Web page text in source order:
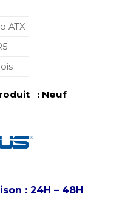
ATX
: Neuf
: 24H – 48H